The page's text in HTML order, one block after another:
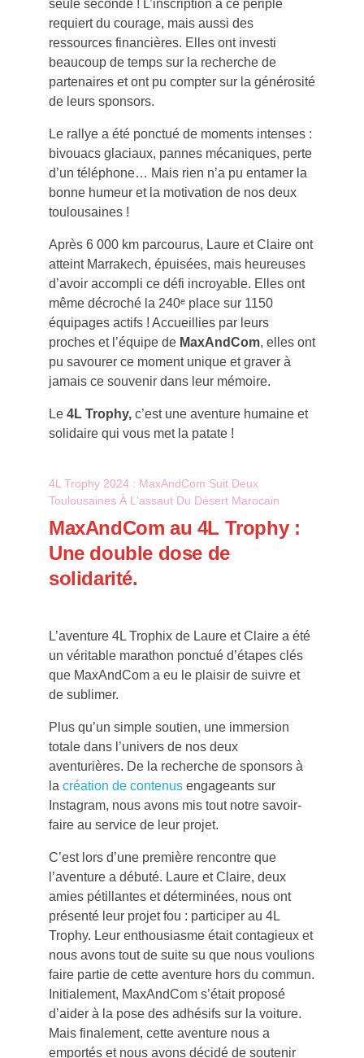
seule seconde ! L’inscription à ce périple
requiert du courage, mais aussi des
ressources financières. Elles ont investi
beaucoup de temps sur la recherche de
partenaires et ont pu compter sur la générosité
de leurs sponsors.
Le rallye a été ponctué de moments intenses :
bivouacs glaciaux, pannes mécaniques, perte
d’un téléphone… Mais rien n’a pu entamer la
bonne humeur et la motivation de nos deux
toulousaines !
Après 6 000 km parcourus, Laure et Claire ont
atteint Marrakech, épuisées, mais heureuses
d’avoir accompli ce défi incroyable. Elles ont
même décroché la 240ᵉ place sur 1150
équipages actifs ! Accueillies par leurs
proches et l’équipe de MaxAndCom, elles ont
pu savourer ce moment unique et graver à
jamais ce souvenir dans leur mémoire.
Le 4L Trophy, c’est une aventure humaine et
solidaire qui vous met la patate !
4L Trophy 2024 : MaxAndCom Suit Deux
Toulousaines À L'assaut Du Désert Marocain
MaxAndCom au 4L Trophy :
Une double dose de
solidarité.
L’aventure 4L Trophix de Laure et Claire a été
un véritable marathon ponctué d’étapes clés
que MaxAndCom a eu le plaisir de suivre et
de sublimer.
Plus qu’un simple soutien, une immersion
totale dans l’univers de nos deux
aventurières. De la recherche de sponsors à
la création de contenus engageants sur
Instagram, nous avons mis tout notre savoir-
faire au service de leur projet.
C’est lors d’une première rencontre que
l’aventure a débuté. Laure et Claire, deux
amies pétillantes et déterminées, nous ont
présenté leur projet fou : participer au 4L
Trophy. Leur enthousiasme était contagieux et
nous avons tout de suite su que nous voulions
faire partie de cette aventure hors du commun.
Initialement, MaxAndCom s’était proposé
d’aider à la pose des adhésifs sur la voiture.
Mais finalement, cette aventure nous a
emportés et nous avons décidé de soutenir